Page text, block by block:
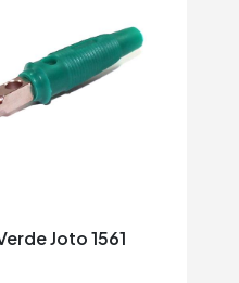
Joto 1561